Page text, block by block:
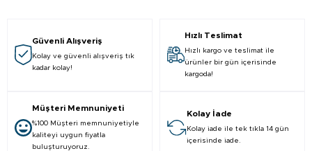
Güvenli Alışveriş
Kolay ve güvenli alışveriş tık
kadar kolay!
Hızlı Teslimat
Hızlı kargo ve teslimat ile
ürünler bir gün içerisinde
kargoda!
Müşteri Memnuniyeti
%100 Müşteri memnuniyetiyle
kaliteyi uygun fiyatla
buluşturuyoruz.
Kolay İade
Kolay iade ile tek tıkla 14 gün
içerisinde iade.